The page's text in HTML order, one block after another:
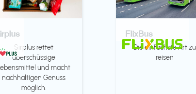
Sirplus rettet
überschüssige
und macht
nachhaltigen Genuss
möglich.
FlixBus
Die einfachste Art zu
reisen